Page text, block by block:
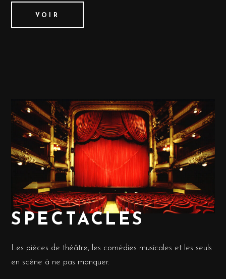
VOIR
SPECTACLES
Les pièces de théâtre, les comédies musicales et les seuls
en scène à ne pas manquer.